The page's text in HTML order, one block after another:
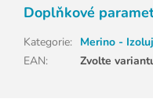
Doplňkové
Kategorie: Merino -
EAN: Zvolte